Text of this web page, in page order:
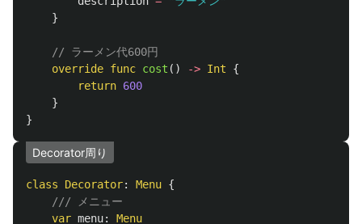
}
// ラーメン代600円
override func cost () -> Int
{
return 600
}
}
Decorator周り
class Decorator: Menu {
/// メニュー
var menu: Menu